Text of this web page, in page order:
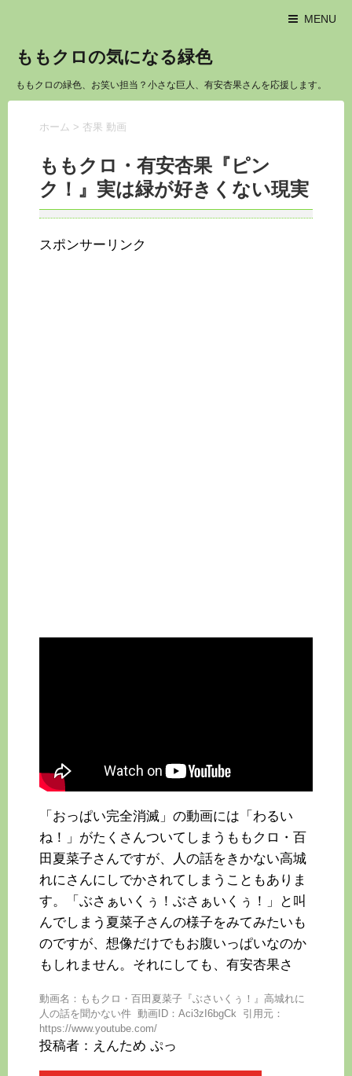
MENU
ももクロの気になる緑色
ももクロの緑色、お笑い担当？小さな巨人、有安杏果さんを応援します。
ホーム > 杏果 動画
ももクロ・有安杏果『ピン
ク！』実は緑が好きくない現実
スポンサーリンク
「おっぱい完全消滅」の動画には「わるい
ね！」がたくさんついてしまうももクロ・百
田夏菜子さんですが、人の話をきかない高城
れにさんにしでかされてしまうこともありま
す。「ぶさぁいくぅ！ぶさぁいくぅ！」と叫
んでしまう夏菜子さんの様子をみてみたいも
のですが、想像だけでもお腹いっぱいなのか
もしれません。それにしても、有安杏果さ
動画名：ももクロ・百田夏菜子『ぶさいくぅ！』高城れに
人の話を聞かない件 動画ID：Aci3zI6bgCk 引用元：
https://www.youtube.com/
投稿者：えんため ぷっ